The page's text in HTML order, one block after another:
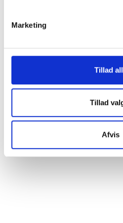
Marketing
Tillad
Tillad
Afvis